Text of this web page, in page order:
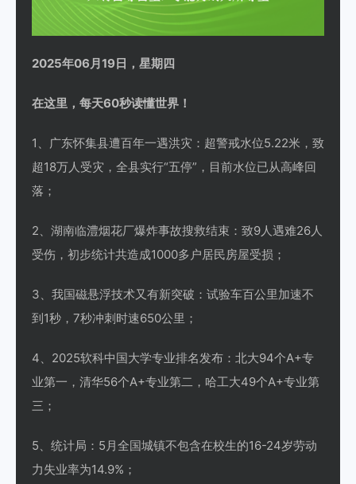
2025年06月19日，星期四
在这里，每天60秒读懂世界！
1、广东怀集县遭百年一遇洪灾：超警戒水位5.22米，致
超18万人受灾，全县实行“五停”，目前水位已从高峰回
落；
2、湖南临澧烟花厂爆炸事故搜救结束：致9人遇难26人
受伤，初步统计共造成1000多户居民房屋受损；
3、我国磁悬浮技术又有新突破：试验车百公里加速不
到1秒，7秒冲刺时速650公里；
4、2025软科中国大学专业排名发布：北大94个A+专
业第一，清华56个A+专业第二，哈工大49个A+专业第
三；
5、统计局：5月全国城镇不包含在校生的16-24岁劳动
力失业率为14.9%；